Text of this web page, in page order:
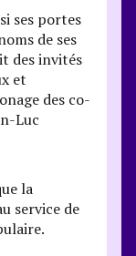
ses portes
de ses
des invités
et
des co-
Luc
la
service de